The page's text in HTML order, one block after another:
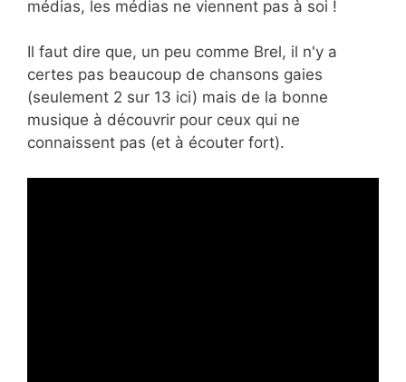
médias, les médias ne viennent pas à soi !
Il faut dire que, un peu comme Brel, il n'y a
certes pas beaucoup de chansons gaies
(seulement 2 sur 13 ici) mais de la bonne
musique à découvrir pour ceux qui ne
connaissent pas (et à écouter fort).